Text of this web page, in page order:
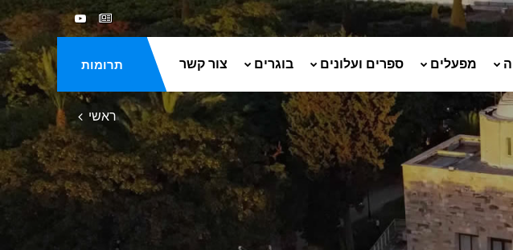
תרומות מפעלים ספרים ועלונים בוגרים צור קשר
ראשי